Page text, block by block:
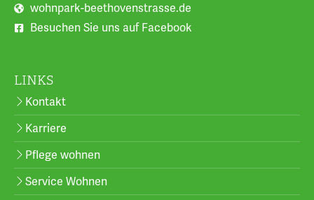
wohnpark-beethovenstrasse.de
Besuchen Sie uns auf Facebook
LINKS
Kontakt
Karriere
Pflege wohnen
Service Wohnen